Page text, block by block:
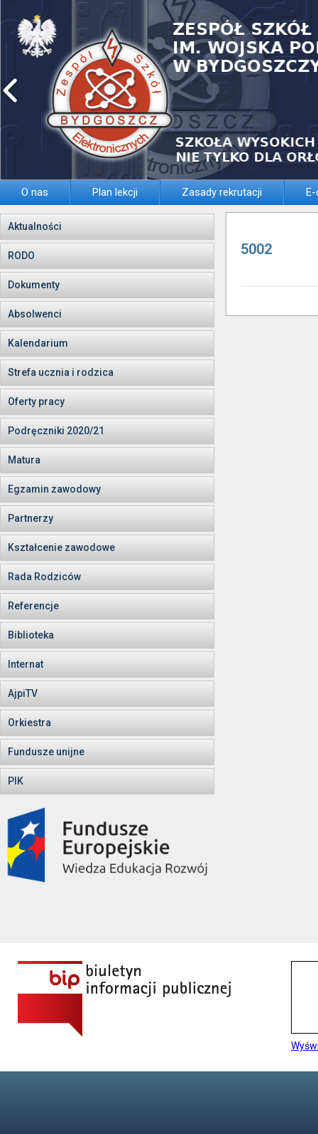
O nas Plan lekcji Zasady rekrutacji
Aktualności
RODO
Dokumenty
Absolwenci
Kalendarium
Strefa ucznia i rodzica
Oferty pracy
Podręczniki 2020/21
Matura
Egzamin zawodowy
Partnerzy
Kształcenie zawodowe
Rada Rodziców
Referencje
Biblioteka
Internat
AjpiTV
Orkiestra
Fundusze unijne
PIK
5002